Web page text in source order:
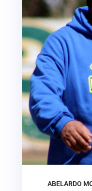
ABELARDO